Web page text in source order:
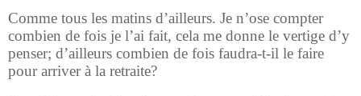
Comme tous les matins d’ailleurs. Je n’ose compter
combien de fois je l’ai fait, cela me donne le vertige d’y
penser; d’ailleurs combien de fois faudra-t-il le faire
pour arriver à la retraite?